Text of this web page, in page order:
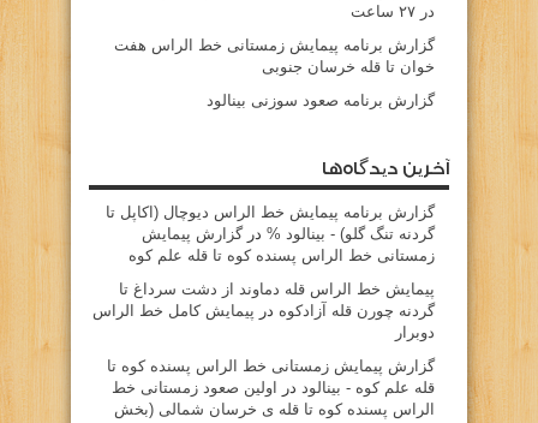
در ۲۷ ساعت
گزارش برنامه پیمایش زمستانی خط الراس هفت
خوان تا قله خرسان جنوبی
گزارش برنامه صعود سوزنی بینالود
آخرین دیدگاه‌ها
گزارش برنامه پيمايش خط الراس ديوچال (اكاپل تا
گردنه تنگ گلو) - بينالود % درگزارش پیمایش
زمستانی خط الراس پسنده کوه تا قله علم کوه
پيمايش خط الراس قله دماوند از دشت سرداغ تا
گردنه چورن قله آزادكوه در پیمایش کامل خط الراس
دوبرار
گزارش پیمایش زمستانی خط الراس پسنده کوه تا
قله علم کوه - بينالود در اولین صعود زمستانی خط
الراس پسنده کوه تا قله ی خرسان شمالی (بخش